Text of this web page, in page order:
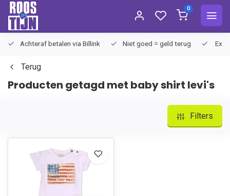
0
Achteraf betalen via Billink Niet goed = geld terug
Terug
Producten getagd met baby shirt levi's
Filters